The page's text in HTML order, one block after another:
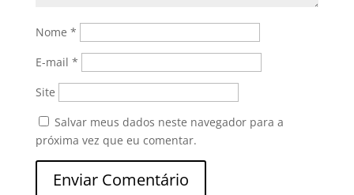
Nome *
E-mail *
Site
Salvar meus dados neste navegador para a
próxima vez que eu comentar.